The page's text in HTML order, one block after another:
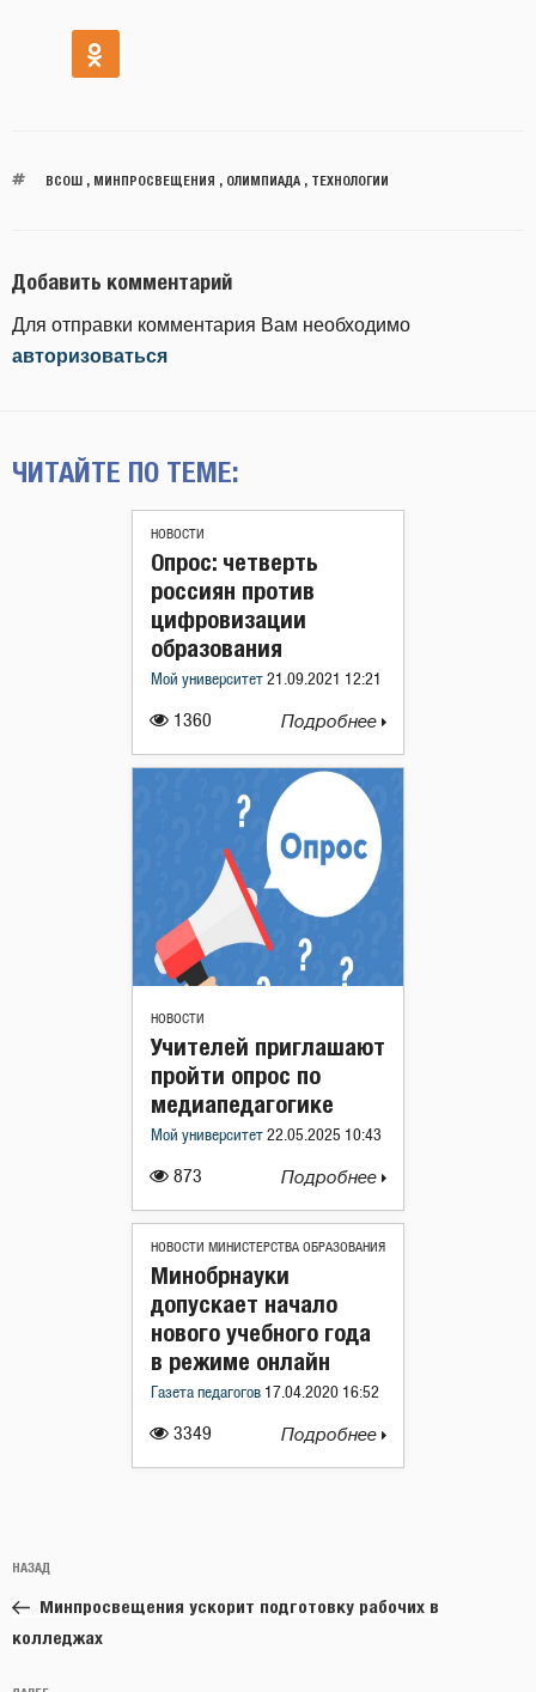
ВСОШ, МИНПРОСВЕЩЕНИЯ ОЛИМПИАДА, ТЕХНОЛОГИИ
Добавить комментарий
Для отправки комментария Вам необходимо
авторизоваться
ЧИТАЙТЕ ПО ТЕМЕ:
НОВОСТИ
1360
Опрос: четверть
россиян против
цифровизации
образования
Мой университет 21.09.2021 12:21
Подробнее
НОВОСТИ
873
Учителей приглашают
пройти опрос по
медиапедагогике
Мой университет 22.05.2025 10:43
Подробнее
НОВОСТИ МИНИСТЕРСТВА ОБРАЗОВАНИЯ
3349
Минобрнауки
допускает начало
нового учебного года
в режиме онлайн
Газета педагогов 17.04.2020 16:52
Подробнее
по
записям
Предыдущая
запись:
НАЗАД
Минпросвещения ускорит подготовку рабочих в
колледжах